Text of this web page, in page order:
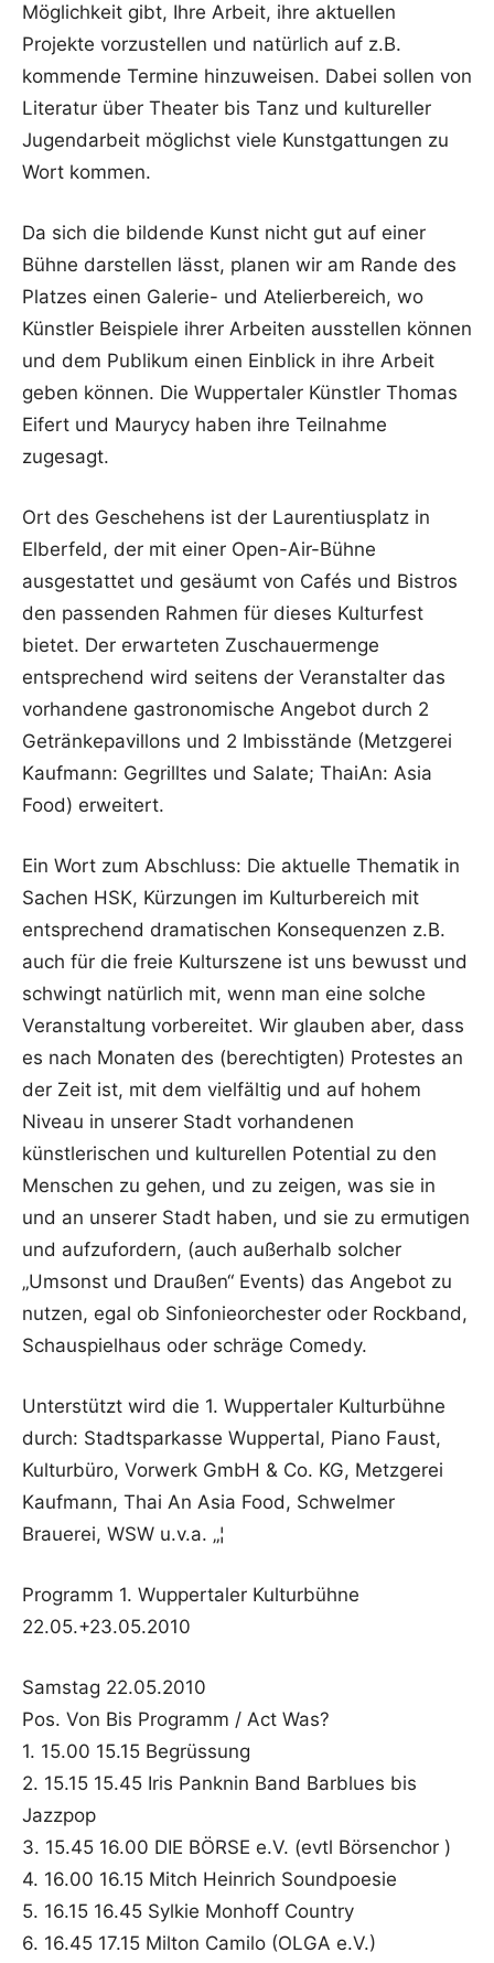
Möglichkeit gibt, Ihre Arbeit, ihre aktuellen
Projekte vorzustellen und natürlich auf z.B.
kommende Termine hinzuweisen. Dabei sollen von
Literatur über Theater bis Tanz und kultureller
Jugendarbeit möglichst viele Kunstgattungen zu
Wort kommen.
Da sich die bildende Kunst nicht gut auf einer
Bühne darstellen lässt, planen wir am Rande des
Platzes einen Galerie- und Atelierbereich, wo
Künstler Beispiele ihrer Arbeiten ausstellen können
und dem Publikum einen Einblick in ihre Arbeit
geben können. Die Wuppertaler Künstler Thomas
Eifert und Maurycy haben ihre Teilnahme
zugesagt.
Ort des Geschehens ist der Laurentiusplatz in
Elberfeld, der mit einer Open-Air-Bühne
ausgestattet und gesäumt von Cafés und Bistros
den passenden Rahmen für dieses Kulturfest
bietet. Der erwarteten Zuschauermenge
entsprechend wird seitens der Veranstalter das
vorhandene gastronomische Angebot durch 2
Getränkepavillons und 2 Imbisstände (Metzgerei
Kaufmann: Gegrilltes und Salate; ThaiAn: Asia
Food) erweitert.
Ein Wort zum Abschluss: Die aktuelle Thematik in
Sachen HSK, Kürzungen im Kulturbereich mit
entsprechend dramatischen Konsequenzen z.B.
auch für die freie Kulturszene ist uns bewusst und
schwingt natürlich mit, wenn man eine solche
Veranstaltung vorbereitet. Wir glauben aber, dass
es nach Monaten des (berechtigten) Protestes an
der Zeit ist, mit dem vielfältig und auf hohem
Niveau in unserer Stadt vorhandenen
künstlerischen und kulturellen Potential zu den
Menschen zu gehen, und zu zeigen, was sie in
und an unserer Stadt haben, und sie zu ermutigen
und aufzufordern, (auch außerhalb solcher
„Umsonst und Draußen“ Events) das Angebot zu
nutzen, egal ob Sinfonieorchester oder Rockband,
Schauspielhaus oder schräge Comedy.
Unterstützt wird die 1. Wuppertaler Kulturbühne
durch: Stadtsparkasse Wuppertal, Piano Faust,
Kulturbüro, Vorwerk GmbH & Co. KG, Metzgerei
Kaufmann, Thai An Asia Food, Schwelmer
Brauerei, WSW u.v.a. „¦
Programm 1. Wuppertaler Kulturbühne
22.05.+23.05.2010
Samstag 22.05.2010
Pos. Von Bis Programm / Act Was?
1. 15.00 15.15 Begrüssung
2. 15.15 15.45 Iris Panknin Band Barblues bis
Jazzpop
3. 15.45 16.00 DIE BÖRSE e.V. (evtl Börsenchor )
4. 16.00 16.15 Mitch Heinrich Soundpoesie
5. 16.15 16.45 Sylkie Monhoff Country
6. 16.45 17.15 Milton Camilo (OLGA e.V.)